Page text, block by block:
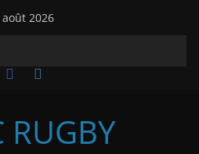
août 2026
RUGBY